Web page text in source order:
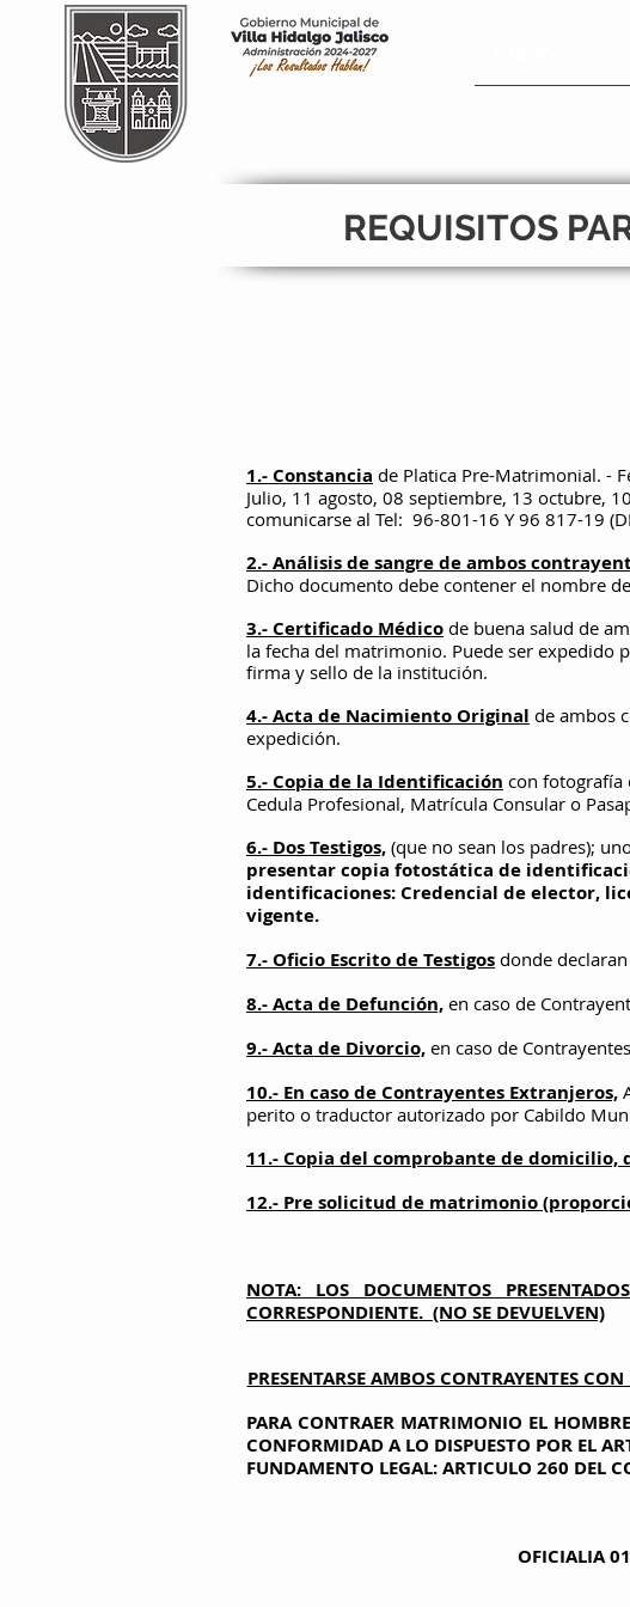
REQUISITOS
1.- Constancia de Platica Pre-Matrimonial. -
Julio, 11 agosto, 08 septiembre, 13 octubre,
comunicarse al Tel: 96-801-16 Y 96 817-19
2.- Análisis de sangre de ambos
Dicho documento debe contener el nombre
3.- Certificado Médico de buena salud de
la fecha del matrimonio. Puede ser expedido
firma y sello de la institución.
4.- Acta de Nacimiento Original de ambos
expedición.
5.- Copia de la Identificación con fotografía
Cedula Profesional, Matrícula Consular o
6.- Dos Testigos, (que no sean los padres);
presentar copia fotostática de
identificaciones: Credencial de elector,
vigente.
7.- Oficio Escrito de Testigos donde
8.- Acta de Defunción, en caso de
9.- Acta de Divorcio, en caso de
10.- En caso de Contrayentes Extranjeros,
perito o traductor autorizado por Cabildo
11.- Copia del comprobante de
12.- Pre solicitud de matrimonio
NOTA: LOS DOCUMENTOS
CORRESPONDIENTE. (NO SE DEVUELVEN)
PRESENTARSE AMBOS CONTRAYENTES
PARA CONTRAER MATRIMONIO EL
CONFORMIDAD A LO DISPUESTO POR EL
FUNDAMENTO LEGAL: ARTICULO 260 DEL
OFICIALIA